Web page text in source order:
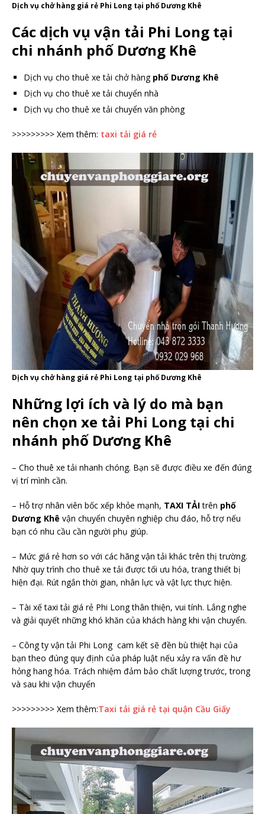
Dịch vụ chở hàng giá rẻ Phi Long tại phố Dương Khê
Các dịch vụ vận tải Phi Long tại
chi nhánh phố Dương Khê
Dịch vụ cho thuê xe tải chở hàng phố Dương Khê
Dịch vụ cho thuê xe tải chuyển nhà
Dịch vụ cho thuê xe tải chuyển văn phòng
>>>>>>>>> Xem thêm: taxi tải giá rẻ
Dịch vụ chở hàng giá rẻ Phi Long tại phố Dương Khê
Những lợi ích và lý do mà bạn
nên chọn xe tải Phi Long tại chi
nhánh phố Dương Khê
– Cho thuê xe tải nhanh chóng. Bạn sẽ được điều xe đến đúng
vị trí mình cần.
– Hỗ trợ nhân viên bốc xếp khỏe mạnh, TAXI TẢItrên phố
Dương Khê vận chuyển chuyên nghiệp chu đáo, hỗ trợ nếu
bạn có nhu cầu cần người phụ giúp.
– Mức giá rẻ hơn so với các hãng vận tải khác trên thị trường.
Nhờ quy trình cho thuê xe tải được tối ưu hóa, trang thiết bị
hiện đại. Rút ngắn thời gian, nhân lực và vật lực thực hiện.
– Tài xế taxi tải giá rẻ Phi Long thân thiện, vui tính. Lắng nghe
và giải quyết những khó khăn của khách hàng khi vận chuyển.
– Công ty vận tải Phi Long cam kết sẽ đền bù thiệt hại của
bạn theo đúng quy định của pháp luật nếu xảy ra vấn đề hư
hỏng hang hóa. Trách nhiệm đảm bảo chất lượng trước, trong
và sau khi vận chuyển
>>>>>>>>> Xem thêm:Taxi tải giá rẻ tại quận Cầu Giấy